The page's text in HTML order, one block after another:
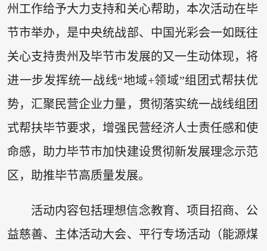
州工作给予大力支持和关心帮助，本次活动在毕
节市举办，是中央统战部、中国光彩会一如既往
关心支持贵州及毕节市发展的又一生动体现，将
进一步发挥统一战线“地域+领域”组团式帮扶优
势，汇聚民营企业力量，贯彻落实统一战线组团
式帮扶毕节要求，增强民营经济人士责任感和使
命感，助力毕节市加快建设贯彻新发展理念示范
区，助推毕节高质量发展。
活动内容包括理想信念教育、项目招商、公
益慈善、主体活动大会、平行专场活动（能源煤